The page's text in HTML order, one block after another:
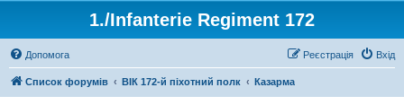
1./Infanterie Regiment 172
Допомога Вхід
Реєстрація
Список форумів ВІК 172-й піхотний полк Казарма